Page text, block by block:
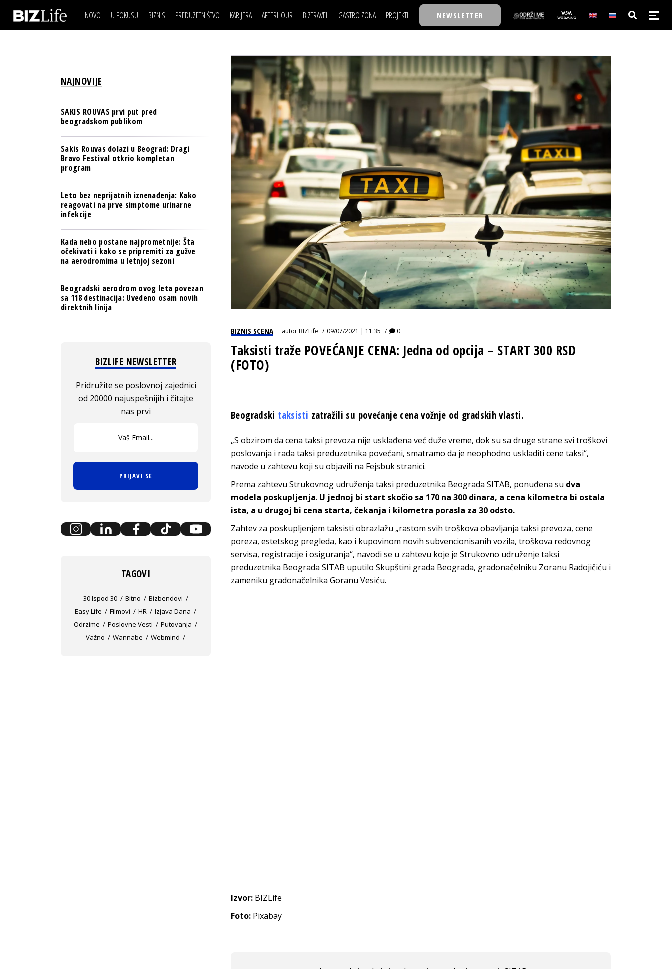
NOVO U FOKUSU BIZNIS
BREND I KOMUNIKACIJE
OSIGURANJE
TECH I AI
PULS REGIONA
NOVO NA RAFU
PREDUZETNIŠTVO KARIJERA
LJUDI (HR)
MOJ UGAO
USAVRŠAVANJE
KNOW-HOW
AFTERHOUR
KNJIGE
AUTO SVET
STIL
WELLBEING
BIZTRAVEL GASTRO ZONA PROJEKTI
TASTY TALKS
30 ISPOD 30
BACK TO OFFICE/SCHOOL
BIZBENDOVI
BIZKOLEGIJUM
BMW BIZNIS LIGA
BIZLIFE WEEK
IZJAVA GODINE
NEWSLETTER
IZJAVA DANABIZNIS SCENA
BREND I KOMUNIKACIJE
PULS REGIONA
POSAO
MOJ UGAO
USAVRŠAVANJE
KNOW-HOW
FILM I SCENA
AUTO SVET
STIL
WELLBEING
NAJKOLEGA
30 ISPOD 30
BACK TO OFFICE/SCHOOL
BIZBENDOVI
BIZKOLEGIJUM
BMW BIZNIS LIGA
BIZLIFE WEEK
IZJAVA GODINE
BIZNIS SCENA autorBIZLife 09/07/2021 | 11:35 0
Taksisti traže POVEĆANJE CENA: Jedna od opcija – START 300 RSD
(FOTO)
Beogradski taksisti zatražili su povećanje cena vožnje od gradskih vlasti.
„S obzirom da cena taksi prevoza nije usklađena već duže vreme, dok su sa druge strane svi troškovi
poslovanja i rada taksi preduzetnika povećani, smatramo da je neophodno uskladiti cene taksi“,
navode u zahtevu koji su objavili na Fejsbuk stranici.
Prema zahtevu Strukovnog udruženja taksi preduzetnika Beograda SITAB, ponuđena su dva
modela poskupljenja. U jednoj bi start skočio sa 170 na 300 dinara, a cena kilometra bi ostala
ista, a u drugoj bi cena starta, čekanja i kilometra porasla za 30 odsto.
Zahtev za poskupljenjem taksisti obrazlažu „rastom svih troškova obavljanja taksi prevoza, cene
poreza, estetskog pregleda, kao i kupovinom novih subvencionisanih vozila, troškova redovnog
servisa, registracije i osiguranja“, navodi se u zahtevu koje je Strukovno udruženje taksi
preduzetnika Beograda SITAB uputilo Skupštini grada Beograda, gradonačelniku Zoranu Radojičiću i
zameniku gradonačelnika Goranu Vesiću.
Izvor: BIZLife
Foto: Pixabay
NAJNOVIJE
SAKIS ROUVAS prvi put pred
beogradskom publikom
Sakis Rouvas dolazi u Beograd: Dragi
Bravo Festival otkrio kompletan
program
Leto bez neprijatnih iznenađenja: Kako
reagovati na prve simptome urinarne
infekcije
Kada nebo postane najprometnije: Šta
očekivati i kako se pripremiti za gužve
na aerodromima u letnjoj sezoni
Beogradski aerodrom ovog leta povezan
sa 118 destinacija: Uvedeno osam novih
direktnih linija
BIZLIFE NEWSLETTER
Pridružite se poslovnoj zajednici
od 20000 najuspešnijih i čitajte
nas prvi
PRIJAVI SE
TAGOVI
30 Ispod 30 Bitno
Bizbendovi
Easy Life
Filmovi HR
Izjava Dana
Odrzime
Poslovne Vesti
Putovanja
Važno
Wannabe Webmind